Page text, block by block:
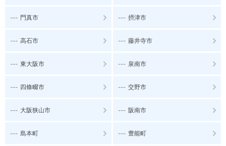
--- 門真市 --- 摂津市
--- 高石市 --- 藤井寺市
--- 東大阪市 --- 泉南市
--- 四條畷市 --- 交野市
--- 大阪狭山市 --- 阪南市
--- 島本町 --- 豊能町